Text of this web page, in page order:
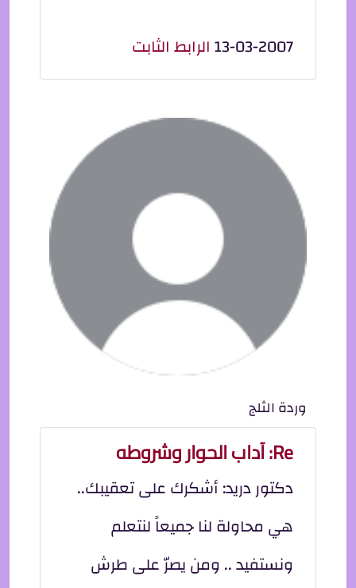
13-03-2007الرابط الثابت
وردة الثلج
Re: آداب الحوار وشروطه
دكتور دريد: أشكرك على تعقيبك..
هي محاولة لنا جميعاً لنتعلم
ونستفيد .. ومن يصرّ على طرش